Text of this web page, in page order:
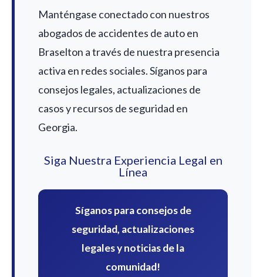
Manténgase conectado con nuestros
abogados de accidentes de auto en
Braselton a través de nuestra presencia
activa en redes sociales. Síganos para
consejos legales, actualizaciones de
casos y recursos de seguridad en
Georgia.
Siga Nuestra Experiencia Legal en
Línea
Síganos para consejos de
seguridad, actualizaciones
legales y noticias de la
comunidad!